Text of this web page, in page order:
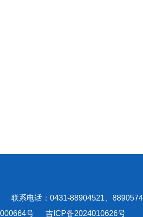
系电话：0431-88904521、
号 吉ICP备2024010626号